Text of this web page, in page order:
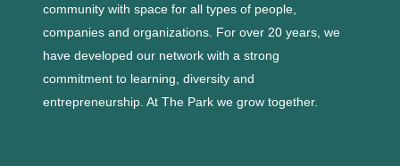
community with space for all types of people,
companies and organizations. For over 20 years, we
have developed our network with a strong
commitment to learning, diversity and
entrepreneurship. At The Park we grow together.